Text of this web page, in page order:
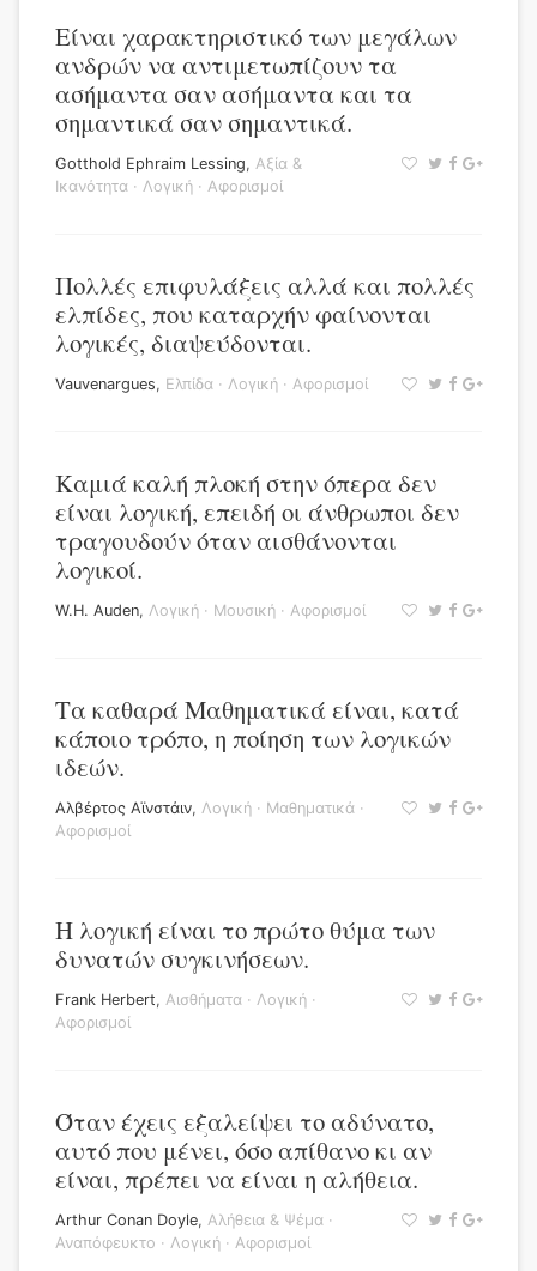
Είναι χαρακτηριστικό των μεγάλων
ανδρών να αντιμετωπίζουν τα
ασήμαντα σαν ασήμαντα και τα
σημαντικά σαν σημαντικά.
Gotthold Ephraim Lessing, Αξία &
Ικανότητα · Λογική · Αφορισμοί
Πολλές επιφυλάξεις αλλά και πολλές
ελπίδες, που καταρχήν φαίνονται
λογικές, διαψεύδονται.
Vauvenargues, Ελπίδα · Λογική · Αφορισμοί
Καμιά καλή πλοκή στην όπερα δεν
είναι λογική, επειδή οι άνθρωποι δεν
τραγουδούν όταν αισθάνονται
λογικοί.
W.H. Auden, Λογική · Μουσική · Αφορισμοί
Τα καθαρά Μαθηματικά είναι, κατά
κάποιο τρόπο, η ποίηση των λογικών
ιδεών.
Αλβέρτος Αϊνστάιν, Λογική · Μαθηματικά ·
Αφορισμοί
Η λογική είναι το πρώτο θύμα των
δυνατών συγκινήσεων.
Frank Herbert, Αισθήματα · Λογική ·
Αφορισμοί
Όταν έχεις εξαλείψει το αδύνατο,
αυτό που μένει, όσο απίθανο κι αν
είναι, πρέπει να είναι η αλήθεια.
Arthur Conan Doyle, Αλήθεια & Ψέμα ·
Αναπόφευκτο · Λογική · Αφορισμοί